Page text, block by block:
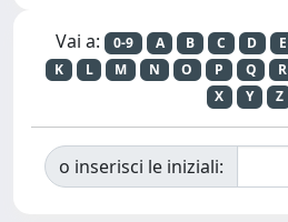
Vai a: 0-9 A B C D E
K
L M N O P Q R
X
Y Z
o inserisci le iniziali: